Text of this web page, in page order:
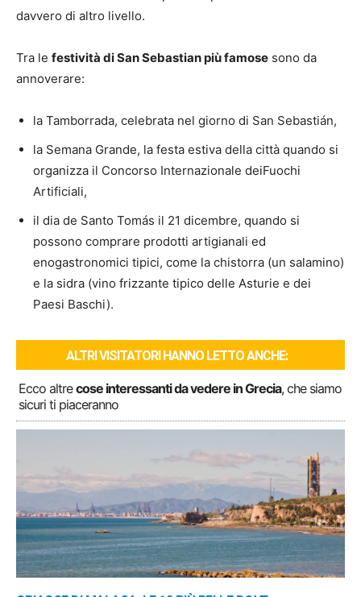
davvero di altro livello.
Tra le festività di San Sebastian più famose sono da
annoverare:
la Tamborrada, celebrata nel giorno di San Sebastián,
la Semana Grande, la festa estiva della città quando si
organizza il Concorso Internazionale deiFuochi
Artificiali,
il dia de Santo Tomás il 21 dicembre, quando si
possono comprare prodotti artigianali ed
enogastronomici tipici, come la chistorra (un salamino)
e la sidra (vino frizzante tipico delle Asturie e dei
Paesi Baschi).
ALTRI VISITATORI HANNO LETTO ANCHE:
Ecco altrecose interessanti da vedere in Grecia, che siamo
sicuri ti piaceranno